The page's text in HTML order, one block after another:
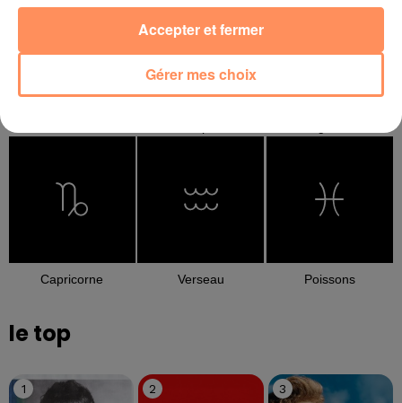
Capricorne Verseau Poissons
le top
1 2 3
Gérer mes choix
Accepter et fermer